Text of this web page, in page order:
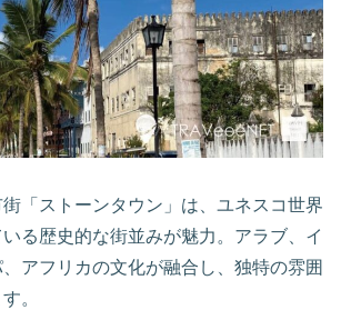
「ストーンタウン」は、ユネスコ世界
る歴史的な街並みが魅力。アラブ、イ
アフリカの文化が融合し、独特の雰囲
。